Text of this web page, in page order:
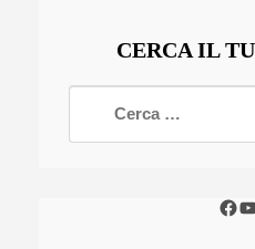
CERCA IL